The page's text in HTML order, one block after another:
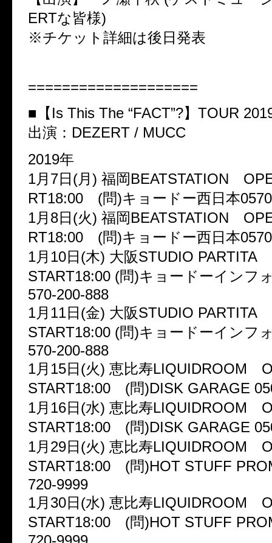
ERTな皆様)
※チケット詳細は後日発表
====================
■【Is This The “FACT”?】TOUR
出演：DEZERT / MUCC
2019年
1月7日(月) 福岡BEATSTATION
RT18:00 (問)キョードー西日本
1月8日(火) 福岡BEATSTATION
RT18:00 (問)キョードー西日本
1月10日(木) 大阪STUDIO PARTITA
START18:00 (問)キョードーインフ
570-200-888
1月11日(金) 大阪STUDIO PARTITA
START18:00 (問)キョードーインフ
570-200-888
1月15日(火) 恵比寿LIQUIDROOM
START18:00 (問)DISK GARAGE
1月16日(水) 恵比寿LIQUIDROOM
START18:00 (問)DISK GARAGE
1月29日(火) 恵比寿LIQUIDROOM
START18:00 (問)HOT STUFF
720-9999
1月30日(水) 恵比寿LIQUIDROOM
START18:00 (問)HOT STUFF